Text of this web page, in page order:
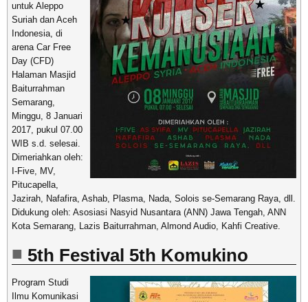
untuk Aleppo
Suriah dan Aceh
Indonesia, di
arena Car Free
Day (CFD)
Halaman Masjid
Baiturrahman
Semarang,
Minggu, 8 Januari
2017, pukul 07.00
WIB s.d. selesai.
Dimeriahkan oleh:
I-Five, MV,
Pitucapella,
Jazirah, Nafafira, Ashab, Plasma, Nada, Solois se-Semarang Raya, dll.
Didukung oleh: Asosiasi Nasyid Nusantara (ANN) Jawa Tengah, ANN
Kota Semarang, Lazis Baiturrahman, Almond Audio, Kahfi Creative.
5th Festival 5th Komukino
Program Studi
Ilmu Komunikasi